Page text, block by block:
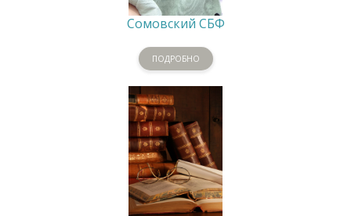
Сомовский СБФ
ПОДРОБНО